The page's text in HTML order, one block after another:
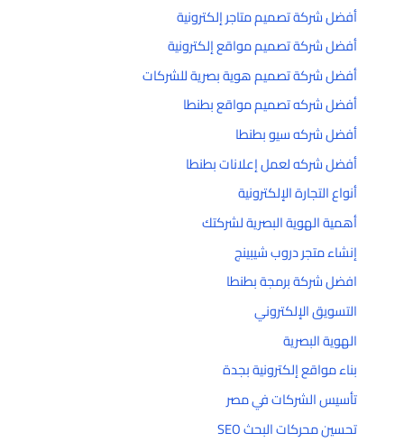
أفضل شركة تصميم متاجر إلكترونية
أفضل شركة تصميم مواقع إلكترونية
أفضل شركة تصميم هوية بصرية للشركات
أفضل شركه تصميم مواقع بطنطا
أفضل شركه سيو بطنطا
أفضل شركه لعمل إعلانات بطنطا
أنواع التجارة الإلكترونية
أهمية الهوية البصرية لشركتك
إنشاء متجر دروب شيبينج
افضل شركة برمجة بطنطا
التسويق الإلكتروني
الهوية البصرية
بناء مواقع إلكترونية بجدة
تأسيس الشركات في مصر
تحسين محركات البحث SEO